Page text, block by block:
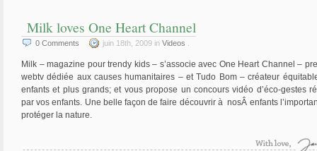
Milk loves One Heart Channel
0 Comments juin 18th, 2009 in Videos
Milk – magazine pour trendy kids – s’associe avec One Heart Channel –
webtv dédiée aux causes humanitaires – et Tudo Bom – créateur
enfants et plus grands; et vous propose un concours vidéo d’éco-gestes
par vos enfants. Une belle façon de faire découvrir à nosÂ enfants
protéger la nature.